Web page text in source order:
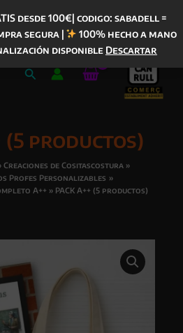
desde 100€| codigo: sabadell =
segura |
100% hecho a mano
disponible Descartar
Buscar
(5 productos)
Creaciones de Cositascostura
Profes Personalizables
A++
PACK A++ (5 productos)